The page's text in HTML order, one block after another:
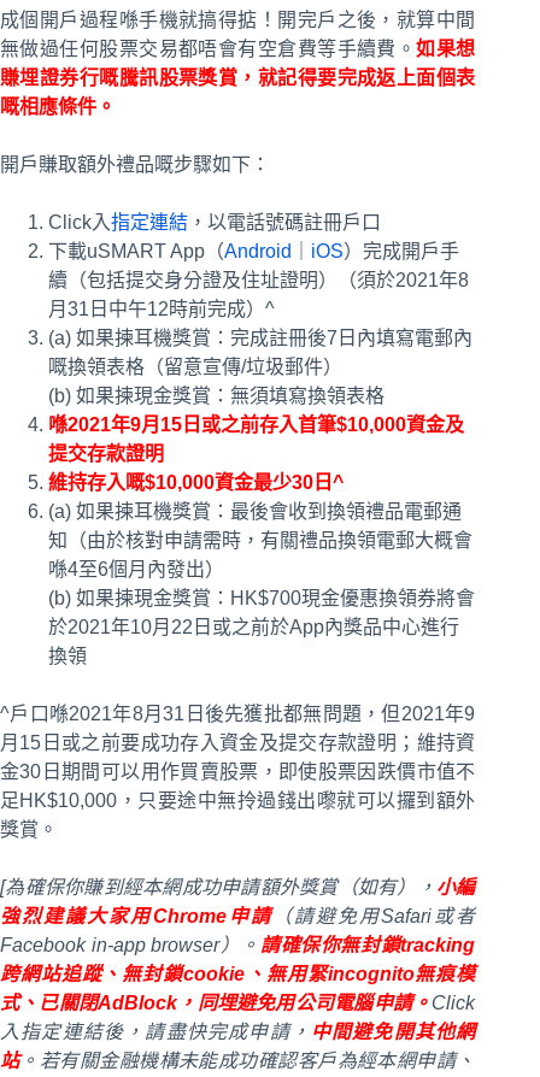
成個開戶過程喺手機就搞得掂！開完戶之後，就算中間
無做過任何股票交易都唔會有空倉費等手續費。如果想
賺埋證券行嘅騰訊股票獎賞，就記得要完成返上面個表
嘅相應條件。
開戶賺取額外禮品嘅步驟如下：
Click入指定連結 ，以電話號碼註冊戶口
下載uSMART App（Android iOS）完成開戶手
續（包括提交身分證及住址證明）（須於2021年8
月31日中午12時前完成）^
(a) 如果揀耳機獎賞：完成註冊後7日內填寫電郵內
嘅換領表格（留意宣傳/垃圾郵件）
(b) 如果揀現金獎賞：無須填寫換領表格
喺2021年9月15 日或之前存入首筆$10,000資金及
提交存款證明
維持存入嘅$10,000資金最少30日^
(a) 如果揀耳機獎賞：最後會收到換領禮品電郵通
知（由於核對申請需時，有關禮品換領電郵大概會
喺4至6個月內發出）
(b) 如果揀現金獎賞：HK$700現金優惠換領券將會
於2021年10月22日或之前於App內獎品中心進行
換領
^戶口喺2021年8月31日後先獲批都無問題，但2021年9
月15日或之前要成功存入資金及提交存款證明；維持資
金30日期間可以用作買賣股票，即使股票因跌價市值不
足HK$10,000，只要途中無拎過錢出嚟就可以攞到額外
獎賞。
[為確保你賺到經本網成功申請額外獎賞（如有）， 小編
強烈建議大家用Chrome申請（請避免用Safari或者
Facebook in-app browser）。 請確保你無封鎖tracking
跨網站追蹤、無封鎖cookie、無用緊incognito無痕模
式、已關閉AdBlock，同埋避免用公司電腦申請。 Click
入指定連結後，請盡快完成申請， 中間避免開其他網
站。若有關金融機構未能成功確認客戶為經本網申請、